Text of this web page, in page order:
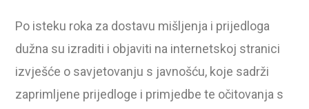
Po isteku roka za dostavu mišljenja i prijedloga
dužna su izraditi i objaviti na internetskoj stranici
izvješće o savjetovanju s javnošću, koje sadrži
zaprimljene prijedloge i primjedbe te očitovanja s